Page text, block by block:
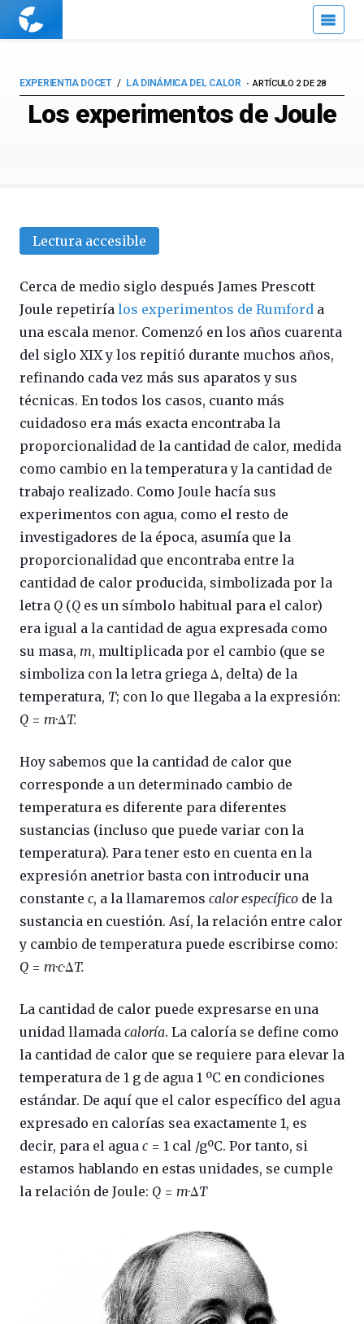
Cuaderno
Los experimentos de Joule
EXPERIENTIA DOCET LA DINÁMICA DEL CALOR ARTÍCULO 2 DE 28
Lectura accesible
Cerca de medio siglo después James Prescott
Joule repetiría los experimentos de Rumford a
una escala menor. Comenzó en los años cuarenta
del siglo XIX y los repitió durante muchos años,
refinando cada vez más sus aparatos y sus
técnicas. En todos los casos, cuanto más
cuidadoso era más exacta encontraba la
proporcionalidad de la cantidad de calor, medida
como cambio en la temperatura y la cantidad de
trabajo realizado. Como Joule hacía sus
experimentos con agua, como el resto de
investigadores de la época, asumía que la
proporcionalidad que encontraba entre la
cantidad de calor producida, simbolizada por la
letra Q (Q es un símbolo habitual para el calor)
era igual a la cantidad de agua expresada como
su masa, m, multiplicada por el cambio (que se
simboliza con la letra griega Δ, delta) de la
temperatura, T; con lo que llegaba a la expresión:
Q = m·ΔT.
Hoy sabemos que la cantidad de calor que
corresponde a un determinado cambio de
temperatura es diferente para diferentes
sustancias (incluso que puede variar con la
temperatura). Para tener esto en cuenta en la
expresión anetrior basta con introducir una
constante c, a la llamaremos calor específico de la
sustancia en cuestión. Así, la relación entre calor
y cambio de temperatura puede escribirse como:
Q = m·c·ΔT.
La cantidad de calor puede expresarse en una
unidad llamada caloría. La caloría se define como
la cantidad de calor que se requiere para elevar la
temperatura de 1 g de agua 1 ºC en condiciones
estándar. De aquí que el calor específico del agua
expresado en calorías sea exactamente 1, es
decir, para el agua c = 1 cal /gºC. Por tanto, si
estamos hablando en estas unidades, se cumple
la relación de Joule: Q = m·ΔT